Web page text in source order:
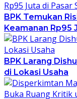
BPK Temukan
Keamanan Rp95
BPK Larang
di Lokasi Usaha